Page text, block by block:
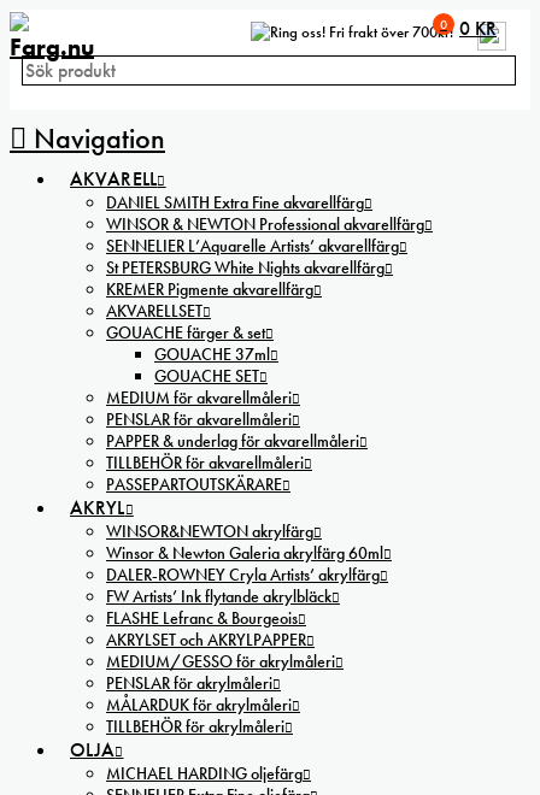
Fri frakt över 700kr!
Navigation
0 0 KR
AKVARELL
DANIEL SMITH Extra Fine akvarellfärg
WINSOR & NEWTON Professional akvarellfärg
SENNELIER L’Aquarelle Artists’ akvarellfärg
St PETERSBURG White Nights akvarellfärg
KREMER Pigmente akvarellfärg
AKVARELLSET
GOUACHE färger & set
GOUACHE 37ml
GOUACHE SET
MEDIUM för akvarellmåleri
PENSLAR för akvarellmåleri
PAPPER & underlag för akvarellmåleri
TILLBEHÖR för akvarellmåleri
PASSEPARTOUTSKÄRARE
AKRYL
WINSOR&NEWTON akrylfärg
Winsor & Newton Galeria akrylfärg 60ml
DALER-ROWNEY Cryla Artists’ akrylfärg
FW Artists’ Ink flytande akrylbläck
FLASHE Lefranc & Bourgeois
AKRYLSET och AKRYLPAPPER
MEDIUM/GESSO för akrylmåleri
PENSLAR för akrylmåleri
MÅLARDUK för akrylmåleri
TILLBEHÖR för akrylmåleri
OLJA
MICHAEL HARDING oljefärg